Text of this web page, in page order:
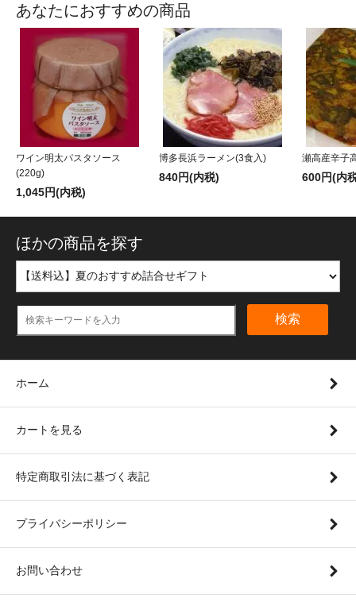
あなたにおすすめの商品
ワイン明太パスタソース
(220g)
1,045円(内税)
博多長浜ラーメン(3食入)
840円(内税)
瀬高産辛子
600円(内
ほかの商品を探す
検索
ホーム
カートを見る
特定商取引法に基づく表記
プライバシーポリシー
お問い合わせ